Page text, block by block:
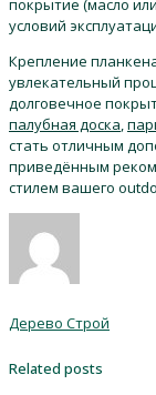
покрытие (масло
условий
Крепление
увлекательный
долговечное
палубная доска,
стать отличным
приведённым
стилем вашего
Дерево Строй
Related posts